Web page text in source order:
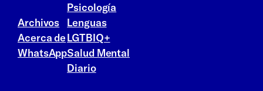
Archivos
Acerca de
WhatsApp
Psicología
Lenguas
LGTBIQ+
Salud Mental
Diario